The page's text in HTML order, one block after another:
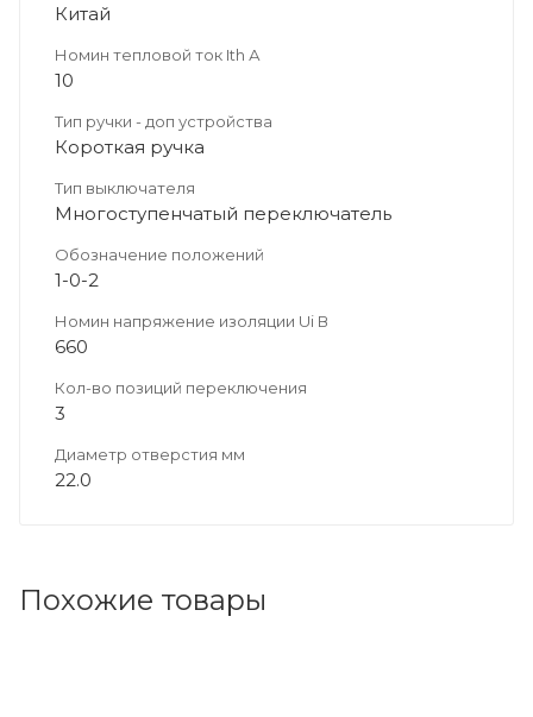
Китай
Номин тепловой ток Ith А
10
Тип ручки - доп устройства
Короткая ручка
Тип выключателя
Многоступенчатый переключатель
Обозначение положений
1-0-2
Номин напряжение изоляции Ui В
660
Кол-во позиций переключения
3
Диаметр отверстия мм
22.0
Похожие товары